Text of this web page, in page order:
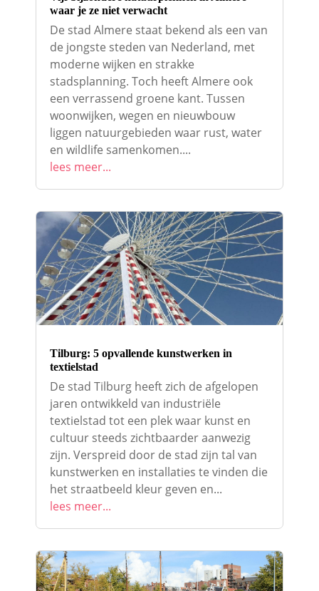
waar je ze niet verwacht
De stad Almere staat bekend als een van
de jongste steden van Nederland, met
moderne wijken en strakke
stadsplanning. Toch heeft Almere ook
een verrassend groene kant. Tussen
woonwijken, wegen en nieuwbouw
liggen natuurgebieden waar rust, water
en wildlife samenkomen....
lees meer...
Tilburg: 5 opvallende kunstwerken in
textielstad
De stad Tilburg heeft zich de afgelopen
jaren ontwikkeld van industriële
textielstad tot een plek waar kunst en
cultuur steeds zichtbaarder aanwezig
zijn. Verspreid door de stad zijn tal van
kunstwerken en installaties te vinden die
het straatbeeld kleur geven en...
lees meer...